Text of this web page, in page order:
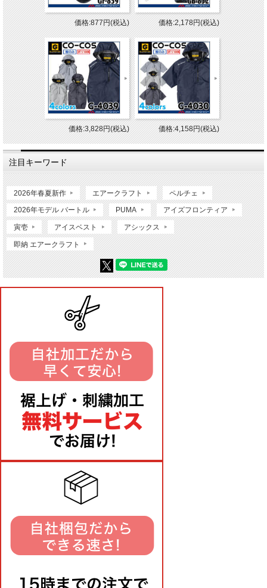
価格:877円(税込) 価格:2,178円(税込)
価格:3,828円(税込) 価格:4,158円(税込)
注目キーワード
2026年春夏新作 エアークラフト ペルチェ
2026年モデル バートル PUMA アイズフロンティア
寅壱 アイスベスト アシックス
即納 エアークラフト